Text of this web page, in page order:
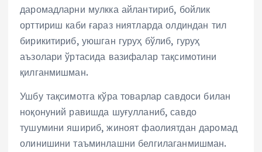
даромадларни мулкка айлантириб, бойлик
орттириш каби ғараз ниятларда олдиндан тил
бирикитириб, уюшган гуруҳ бўлиб, гуруҳ
аъзолари ўртасида вазифалар тақсимотини
қилганмишман.
Ушбу тақсимотга кўра товарлар савдоси билан
ноқонуний равишда шуғулланиб, савдо
тушумини яшириб, жиноят фаолиятдан даромад
олинишини таъминлашни белгилаганмишман.